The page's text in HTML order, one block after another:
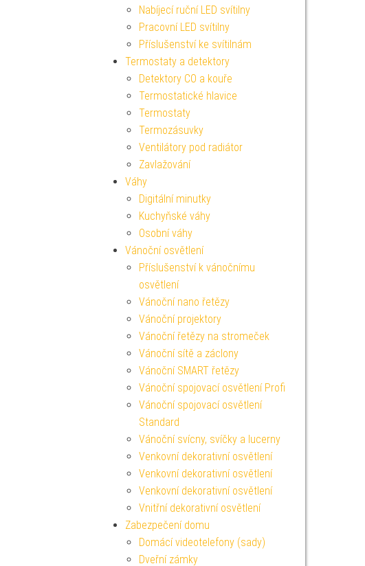
Nabíjecí ruční LED svítilny
Pracovní LED svítilny
Příslušenství ke svítilnám
Termostaty a detektory
Detektory CO a kouře
Termostatické hlavice
Termostaty
Termozásuvky
Ventilátory pod radiátor
Zavlažování
Váhy
Digitální minutky
Kuchyňské váhy
Osobní váhy
Vánoční osvětlení
Příslušenství k vánočnímu
osvětlení
Vánoční nano řetězy
Vánoční projektory
Vánoční řetězy na stromeček
Vánoční sítě a záclony
Vánoční SMART řetězy
Vánoční spojovací osvětlení Profi
Vánoční spojovací osvětlení
Standard
Vánoční svícny, svíčky a lucerny
Venkovní dekorativní osvětlení
Venkovní dekorativní osvětlení
Venkovní dekorativní osvětlení
Vnitřní dekorativní osvětlení
Zabezpečení domu
Domácí videotelefony (sady)
Dveřní zámky